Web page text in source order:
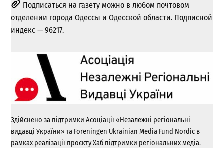
Подписаться на газету можно в любом почтовом
отделении города Одессы и Одесской области. Подписной
индекс — 96217.
Здійснено за підтримки Асоціації «Незалежні регіональні
видавці України» та Foreningen Ukrainian Media Fund Nordic в
рамках реалізації проєкту Хаб підтримки регіональних медіа.